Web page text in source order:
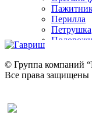
Перилла
Петрушка
Ревень
Рукола
Рута
© Группа компаний
Все права защищены